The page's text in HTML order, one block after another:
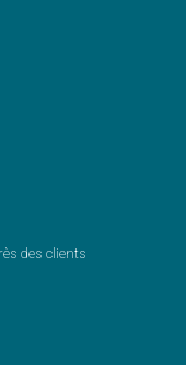
des clients